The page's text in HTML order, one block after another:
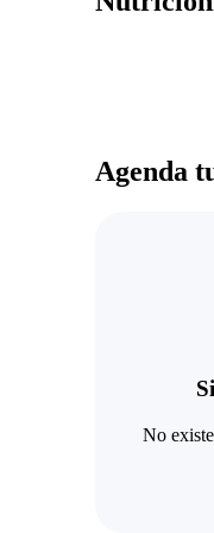
Agenda
No